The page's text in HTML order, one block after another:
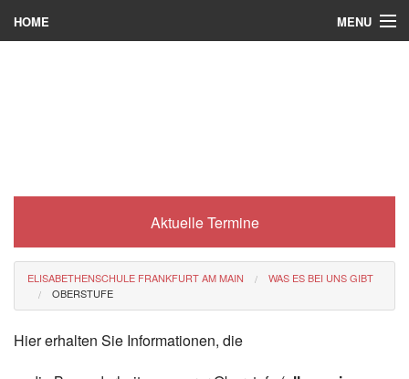
HOME MENU
Eli-Portal
MINT-Angebot
Berufsorientierung
Aktuelle Termine
ELISABETHENSCHULE FRANKFURT AM MAIN
WAS ES BEI UNS GIBT
OBERSTUFE
Hier erhalten Sie Informationen, die